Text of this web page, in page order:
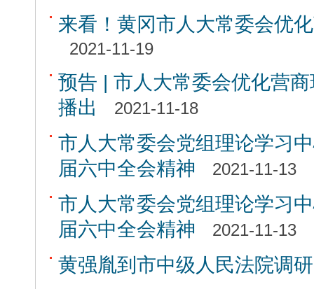
来看！黄冈市人大常委会优
2021-11-19
预告 | 市人大常委会优化营
播出
2021-11-18
市人大常委会党组理论学习
届六中全会精神
2021-11-13
市人大常委会党组理论学习
届六中全会精神
2021-11-13
黄强胤到市中级人民法院调研